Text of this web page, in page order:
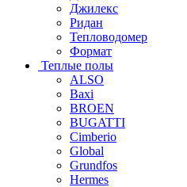
Джилекс
Ридан
Тепловодомер
Формат
Теплые полы
ALSO
Baxi
BROEN
BUGATTI
Cimberio
Global
Grundfos
Hermes